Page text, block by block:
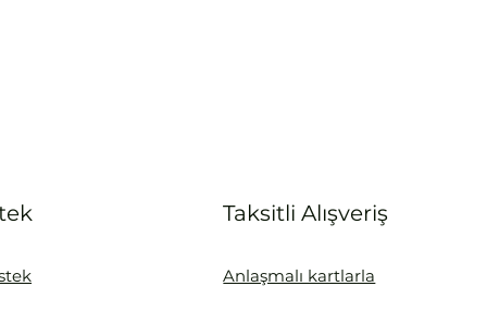
Taksitli Alışveriş
Anlaşmalı kartlarla